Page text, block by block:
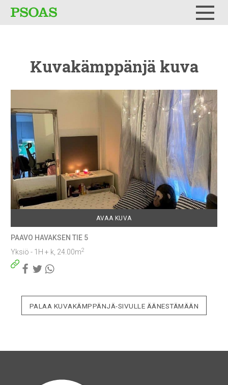
Kuvakämppänjäkuva
AVAA KUVA
PAAVO HAVAKSEN TIE 5
Yksiö - 1H + k, 24.00m2
Facebook
TwitterWhatsApp
PALAA KUVAKÄMPPÄNJÄ-SIVULLE ÄÄNESTÄMÄÄN